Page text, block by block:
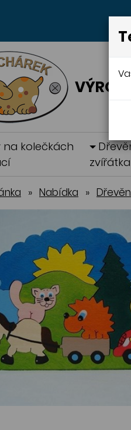
na kolečkách
zvířátka
» Nabídka »